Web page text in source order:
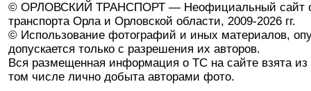
© ОРЛОВСКИЙ ТРАНСПОРТ — Неофициальный сайт
транспорта Орла и Орловской области, 2009-2026 гг.
© Использование фотографий и иных материалов,
допускается только с разрешения их авторов.
Вся размещенная информация о ТС на сайте взята из
том числе лично добыта авторами фото.